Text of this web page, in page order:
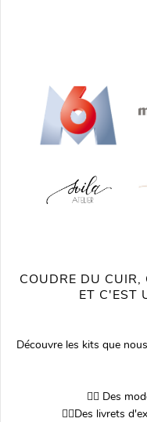
COUDRE DU CUIR,
ET C'EST
Découvre les kits que
👉🏽 Des
👉🏽Des livrets